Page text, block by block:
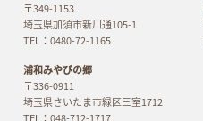
〒349-1153
埼玉県加須市新川通105-1
TEL：0480-72-1165
浦和みやびの郷
〒336-0911
埼玉県さいたま市緑区三室1712
TEL：048-712-1717